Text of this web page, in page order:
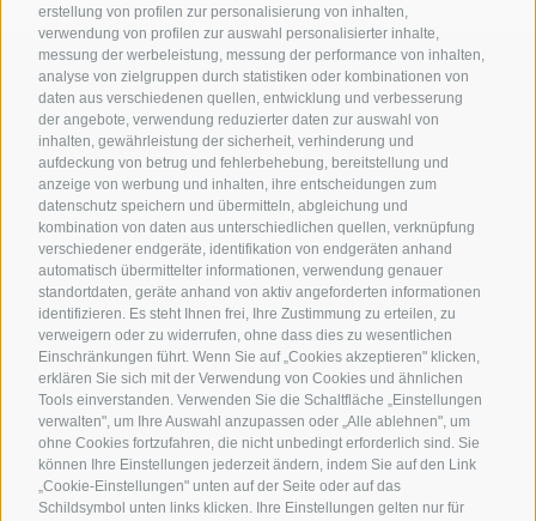
erstellung von profilen zur personalisierung von inhalten,
verwendung von profilen zur auswahl personalisierter inhalte,
messung der werbeleistung, messung der performance von inhalten,
analyse von zielgruppen durch statistiken oder kombinationen von
daten aus verschiedenen quellen, entwicklung und verbesserung
der angebote, verwendung reduzierter daten zur auswahl von
inhalten, gewährleistung der sicherheit, verhinderung und
aufdeckung von betrug und fehlerbehebung, bereitstellung und
anzeige von werbung und inhalten, ihre entscheidungen zum
datenschutz speichern und übermitteln, abgleichung und
kombination von daten aus unterschiedlichen quellen, verknüpfung
verschiedener endgeräte, identifikation von endgeräten anhand
automatisch übermittelter informationen, verwendung genauer
standortdaten, geräte anhand von aktiv angeforderten informationen
identifizieren. Es steht Ihnen frei, Ihre Zustimmung zu erteilen, zu
verweigern oder zu widerrufen, ohne dass dies zu wesentlichen
Einschränkungen führt. Wenn Sie auf „Cookies akzeptieren" klicken,
erklären Sie sich mit der Verwendung von Cookies und ähnlichen
Tools einverstanden. Verwenden Sie die Schaltfläche „Einstellungen
verwalten", um Ihre Auswahl anzupassen oder „Alle ablehnen", um
ohne Cookies fortzufahren, die nicht unbedingt erforderlich sind. Sie
können Ihre Einstellungen jederzeit ändern, indem Sie auf den Link
„Cookie-Einstellungen" unten auf der Seite oder auf das
Schildsymbol unten links klicken. Ihre Einstellungen gelten nur für
Kontaktieren Sie uns
Gasthof Kircher | Fam. Harder
Umser Straße 10 | 39050 Völs am Schlern (BZ) |
Italien
Tel.+39 0471 725 151
Fax+39 0471 724 396
info@gasthof-kircher.it